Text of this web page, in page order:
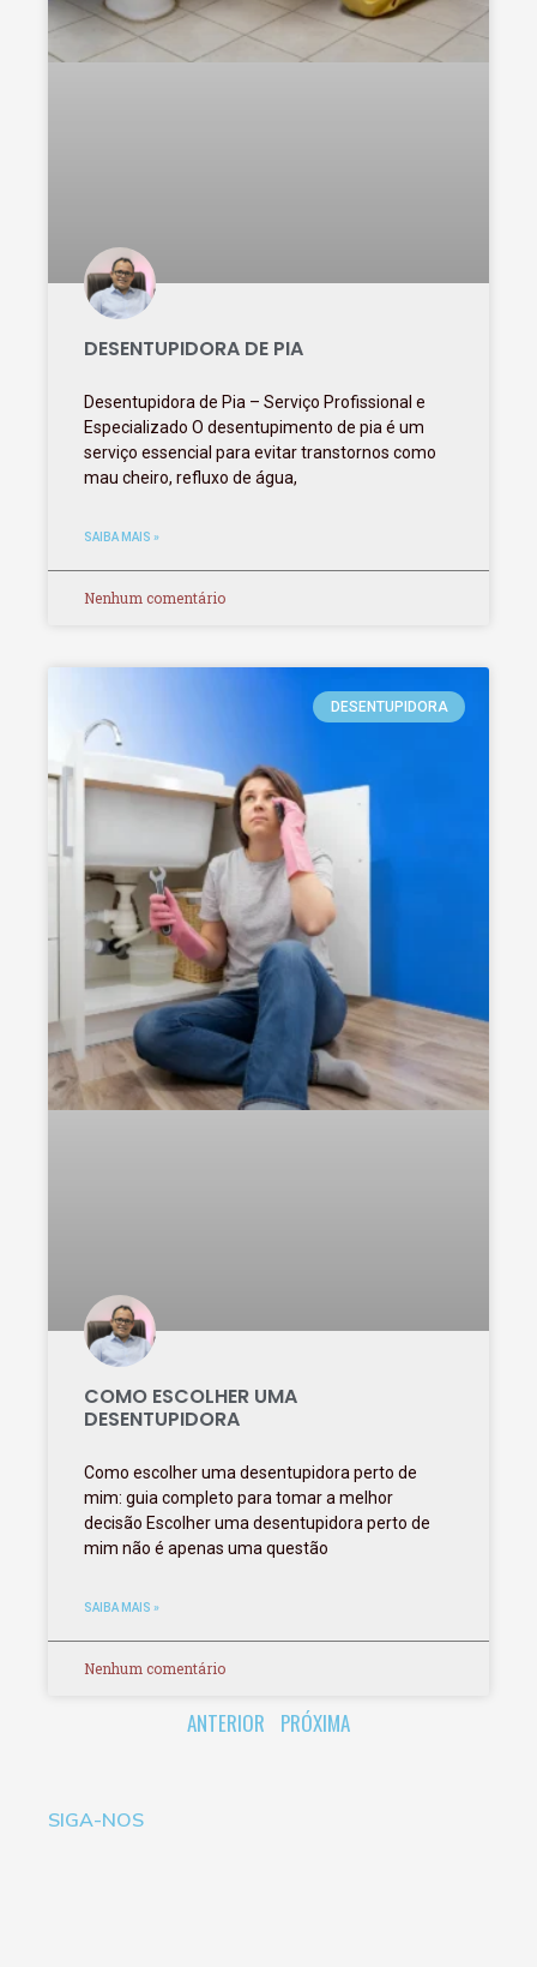
DESENTUPIDORA DE PIA
Desentupidora de Pia – Serviço Profissional e
Especializado O desentupimento de pia é um
serviço essencial para evitar transtornos como
mau cheiro, refluxo de água,
SAIBA MAIS »
Nenhum comentário
DESENTUPIDORA
COMO ESCOLHER UMA
DESENTUPIDORA
Como escolher uma desentupidora perto de
mim: guia completo para tomar a melhor
decisão Escolher uma desentupidora perto de
mim não é apenas uma questão
SAIBA MAIS »
Nenhum comentário
ANTERIOR PRÓXIMA
SIGA-NOS